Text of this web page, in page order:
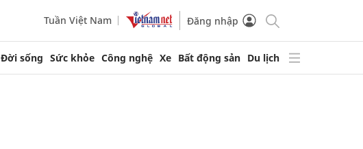
Tuần Việt Nam Đăng nhập
Đời sống Sức khỏe Công nghệ Xe Bất động sản Du lịch